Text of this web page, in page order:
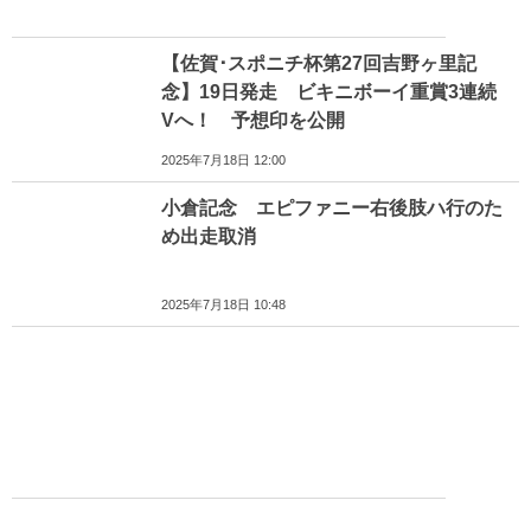
【佐賀･スポニチ杯第27回吉野ヶ里記
念】19日発走 ビキニボーイ重賞3連続
Vへ！ 予想印を公開
2025年7月18日 12:00
小倉記念 エピファニー右後肢ハ行のた
め出走取消
2025年7月18日 10:48